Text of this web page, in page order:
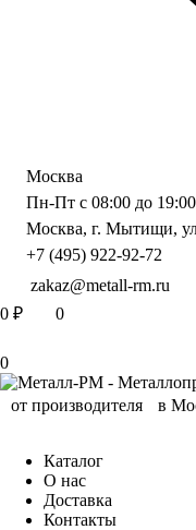
Москва
Пн-Пт с 08:00 до 19:00
Москва, г. Мытищи,
+7 (495) 922-92-72
zakaz@metall-rm.ru
0 ₽ 0
0
Каталог
О нас
Доставка
Контакты